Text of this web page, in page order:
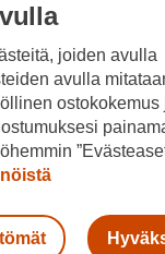
joiden avulla
avulla
ostokokemus